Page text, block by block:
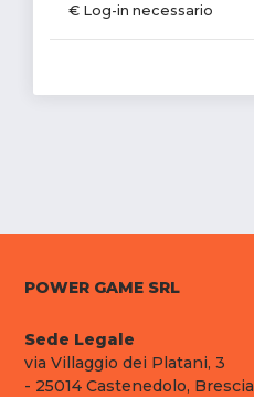
€ Log-in necessario
POWER GAME SRL
Sede Legale
via Villaggio dei Platani, 3
- 25014 Castenedolo, Brescia